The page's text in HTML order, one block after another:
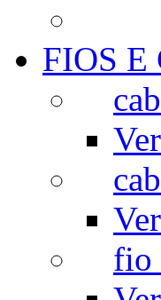
FIOS E
fio